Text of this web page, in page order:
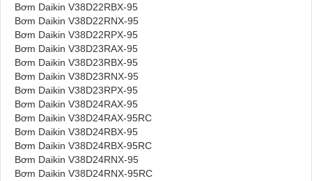
Bơm Daikin V38D22RBX-95
Bơm Daikin V38D22RNX-95
Bơm Daikin V38D22RPX-95
Bơm Daikin V38D23RAX-95
Bơm Daikin V38D23RBX-95
Bơm Daikin V38D23RNX-95
Bơm Daikin V38D23RPX-95
Bơm Daikin V38D24RAX-95
Bơm Daikin V38D24RAX-95RC
Bơm Daikin V38D24RBX-95
Bơm Daikin V38D24RBX-95RC
Bơm Daikin V38D24RNX-95
Bơm Daikin V38D24RNX-95RC